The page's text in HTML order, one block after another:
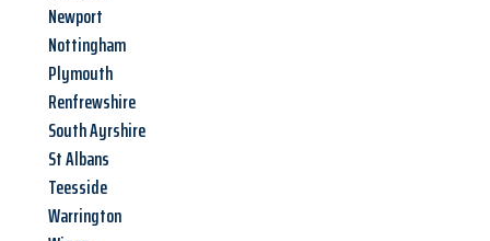
Newport
Nottingham
Plymouth
Renfrewshire
South Ayrshire
St Albans
Teesside
Warrington